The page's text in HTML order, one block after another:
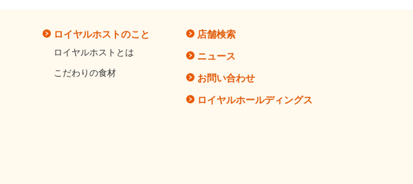
ロイヤルホストのこと
ロイヤルホストとは
こだわりの食材
店舗検索
ニュース
お問い合わせ
ロイヤルホールディングス